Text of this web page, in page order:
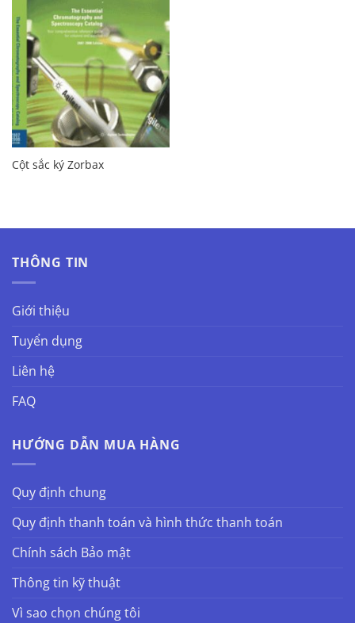
Cột sắc ký Zorbax
THÔNG TIN
Giới thiệu
Tuyển dụng
Liên hệ
FAQ
HƯỚNG DẪN MUA HÀNG
Quy định chung
Quy định thanh toán và hình thức thanh toán
Chính sách Bảo mật
Thông tin kỹ thuật
Vì sao chọn chúng tôi